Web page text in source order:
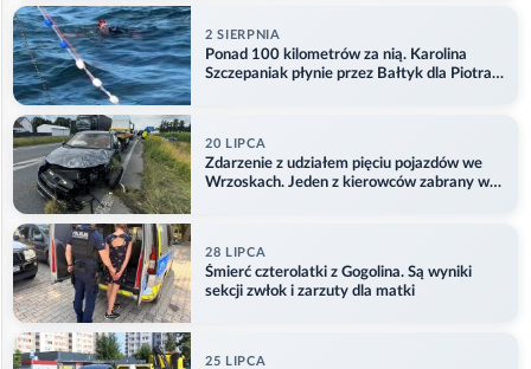
2 SIERPNIA
Ponad 100 kilometrów za nią. Karolina
Szczepaniak płynie przez Bałtyk dla Piotra.
20 LIPCA
Zdarzenie z udziałem pięciu pojazdów we
Wrzoskach. Jeden z kierowców zabrany w
28 LIPCA
Śmierć czterolatki z Gogolina. Są wyniki
sekcji zwłok i zarzuty dla matki
25 LIPCA